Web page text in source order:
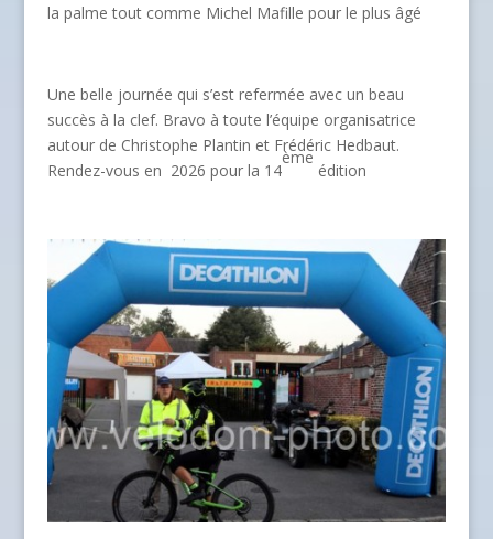
la palme tout comme Michel Mafille pour le plus âgé
Une belle journée qui s’est refermée avec un beau
succès à la clef. Bravo à toute l’équipe organisatrice
autour de Christophe Plantin et Frédéric Hedbaut.
Rendez-vous en 2026 pour la 14
ème
édition